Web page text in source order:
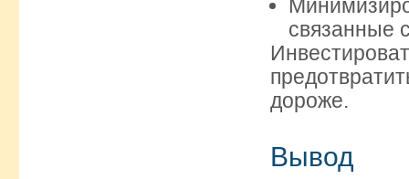
связанные
дороже.
Вывод